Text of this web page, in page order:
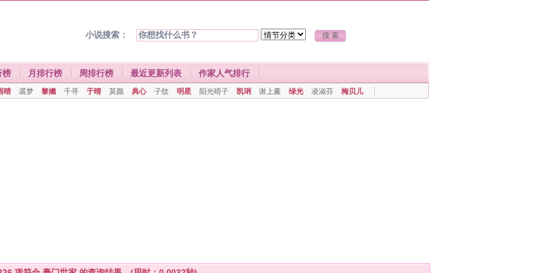
小说搜索：
榜 月排行榜 周排行榜 最近更新列表 作家人气排行
晴 裘梦 黎孅 千寻 于晴 莫颜 典心 子纹 明星 阳光晴子 凯琍 谢上薰 绿光 凌淑芬 梅贝儿